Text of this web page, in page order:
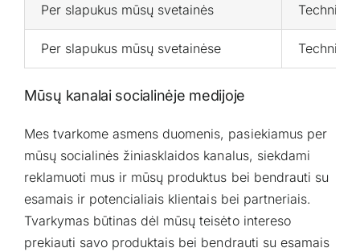
Per slapukus mūsų svetainės
Per slapukus mūsų svetainėse
Mūsų kanalai socialinėje medijoje
Mes tvarkome asmens duomenis, pasiekiamus per
mūsų socialinės žiniasklaidos kanalus, siekdami
reklamuoti mus ir mūsų produktus bei bendrauti su
esamais ir potencialiais klientais bei partneriais.
Tvarkymas būtinas dėl mūsų teisėto intereso
prekiauti savo produktais bei bendrauti su esamais